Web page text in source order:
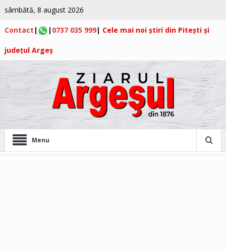
sâmbătă, 8 august 2026
Contact | | 0737 035 999| Cele mai noi știri din Pitești și
județul Argeș
Menu